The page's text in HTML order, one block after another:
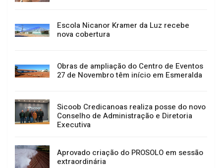
Escola Nicanor Kramer da Luz recebe
nova cobertura
Obras de ampliação do Centro de Eventos
27 de Novembro têm início em Esmeralda
Sicoob Credicanoas realiza posse do novo
Conselho de Administração e Diretoria
Executiva
Aprovado criação do PROSOLO em sessão
extraordinária